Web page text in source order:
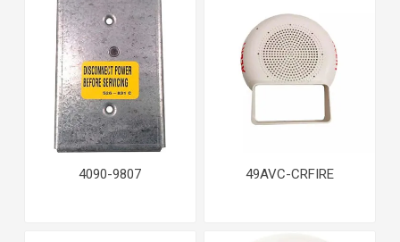
4090-9807 49AVC-CRFIRE